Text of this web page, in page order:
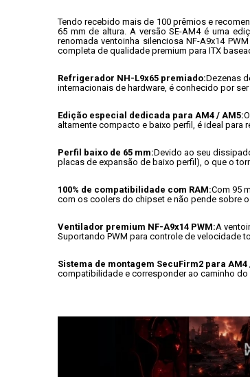
Tendo recebido mais de 100 prêmios e
65 mm de altura. A versão SE-AM4 é uma
renomada ventoinha silenciosa NF-A9x14
completa de qualidade premium para ITX
Refrigerador NH-L9x65 premiado:Dezenas
internacionais de hardware, é conhecido por
Edição especial dedicada para AM4 / AM5:
altamente compacto e baixo perfil, é ideal para
Perfil baixo de 65 mm:Devido ao seu
placas de expansão de baixo perfil), o que o
100% de compatibilidade com RAM:Com 95
com os coolers do chipset e não pende sobre
Ventilador premium NF-A9x14 PWM:A
Suportando PWM para controle de velocidade
Sistema de montagem SecuFirm2 para AM4
compatibilidade e corresponder ao caminho do